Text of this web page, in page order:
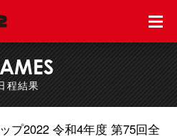
程結果
プ2022 令和4年度 第75回全